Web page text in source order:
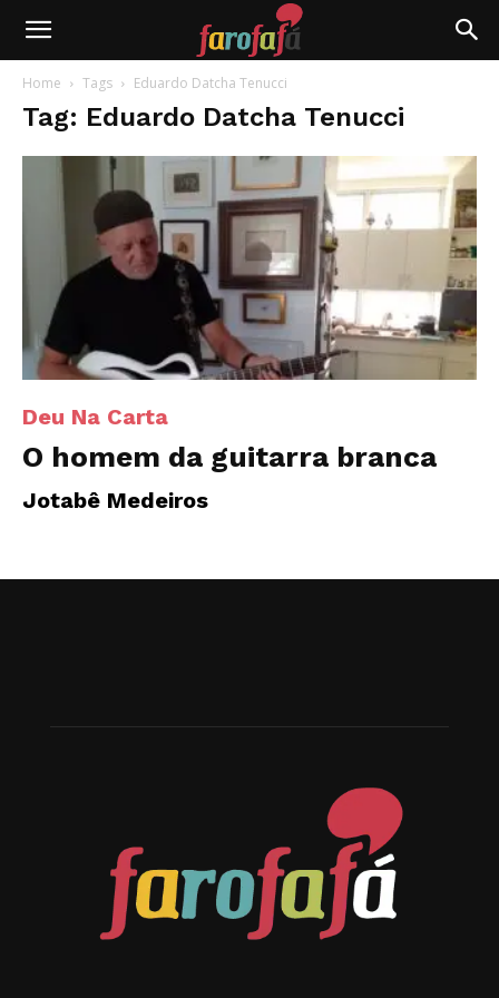
Farofafá
Home Tags Eduardo Datcha Tenucci
Tag: Eduardo Datcha Tenucci
Deu Na Carta
O homem da guitarra branca
Jotabê Medeiros